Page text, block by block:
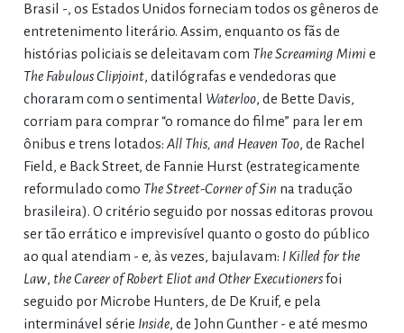
Brasil -, os Estados Unidos forneciam todos os gêneros de
entretenimento literário. Assim, enquanto os fãs de
histórias policiais se deleitavam com The Screaming Mimie
The Fabulous Clipjoint, datilógrafas e vendedoras que
choraram com o sentimental Waterloo, de Bette Davis,
corriam para comprar “o romance do filme” para ler em
ônibus e trens lotados: All This, and Heaven Too, de Rachel
Field, e Back Street, de Fannie Hurst (estrategicamente
reformulado como The Street-Corner of Sin na tradução
brasileira). O critério seguido por nossas editoras provou
ser tão errático e imprevisível quanto o gosto do público
ao qual atendiam - e, às vezes, bajulavam: I Killed for the
Law, the Career of Robert Eliot and Other Executionersfoi
seguido por Microbe Hunters, de De Kruif, e pela
interminável série Inside, de John Gunther - e até mesmo